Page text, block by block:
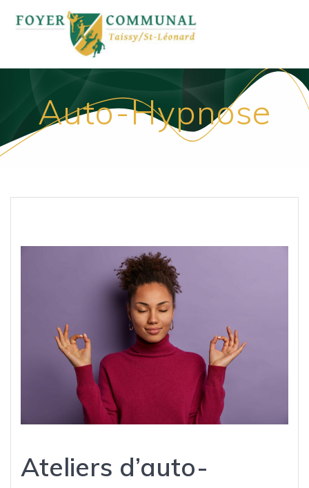
au
contenu
Auto-Hypnose
Ateliers d’auto-